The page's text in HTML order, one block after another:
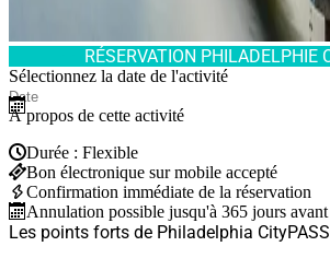
RÉSERVATION PHILADELPHIE
Sélectionnez la date de l'activité
À propos de cette activité
Durée : Flexible
Bon électronique sur mobile accepté
Confirmation immédiate de la réservation
Annulation possible jusqu'à 365 jours
Les points forts de Philadelphia